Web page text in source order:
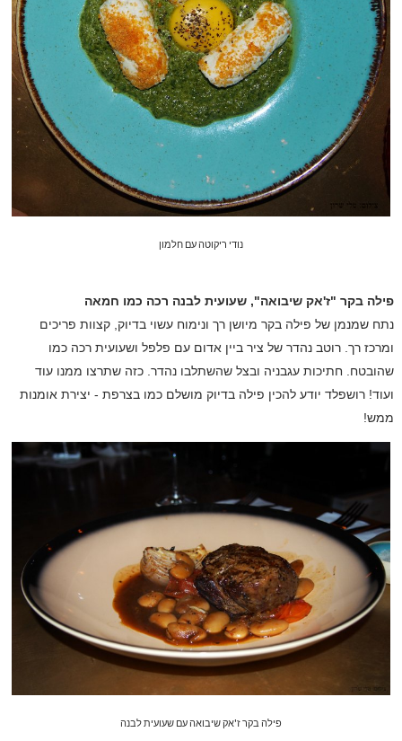
נודי ריקוטה עם חלמון
פילה בקר "ז'אק שיבואה", שעועית לבנה רכה כמו חמאה
נתח שמנמן של פילה בקר מיושן רך ונימוח עשוי בדיוק, קצוות פריכים
ומרכז רך. רוטב נהדר של ציר ביין אדום עם פלפל ושעועית רכה כמו
שהובטח. חתיכות עגבניה ובצל שהשתלבו נהדר. כזה שתרצו ממנו עוד
ועוד! רושפלד יודע להכין פילה בדיוק מושלם כמו בצרפת - יצירת אומנות
ממש!
פילה בקר ז'אק שיבואה עם שעועית לבנה